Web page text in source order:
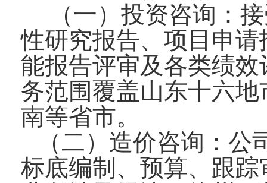
（一）投资咨询：
性研究报告、项目申
能报告评审及各类绩
务范围覆盖山东十六
南等省市。
（二）造价咨询：
标底编制、预算、跟